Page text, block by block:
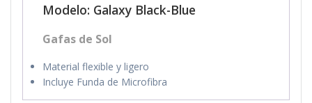
Modelo: Galaxy Black-Blue
Gafas de Sol
Material flexible y ligero
Incluye Funda de Microfibra